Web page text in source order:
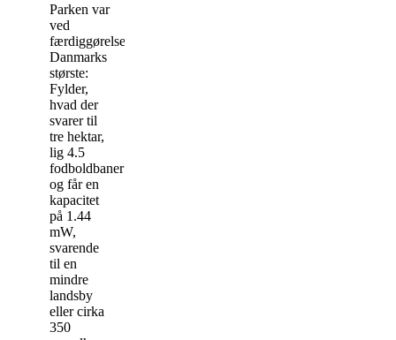
Parken var
ved
færdiggørelse
Danmarks
største:
Fylder,
hvad der
svarer til
tre hektar,
lig 4.5
fodboldbaner
og får en
kapacitet
på 1.44
mW,
svarende
til en
mindre
landsby
eller cirka
350